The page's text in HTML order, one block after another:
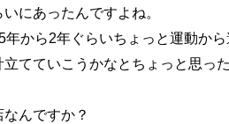
にあったんですよね。
から2年ぐらいちょっと運動か
てていこうかなとちょっと思っ
んですか？